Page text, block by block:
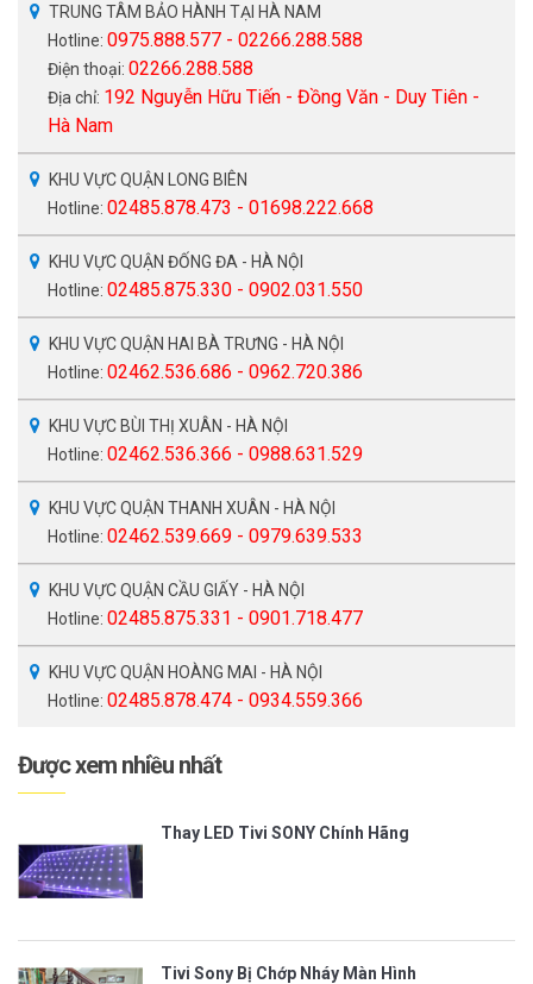
TRUNG TÂM BẢO HÀNH TẠI HÀ NAM
Hotline: 0975.888.577 - 02266.288.588
Điện thoại: 02266.288.588
Địa chỉ: 192 Nguyễn Hữu Tiến - Đồng Văn - Duy Tiên -
Hà Nam
KHU VỰC QUẬN LONG BIÊN
Hotline: 02485.878.473 - 01698.222.668
KHU VỰC QUẬN ĐỐNG ĐA - HÀ NỘI
Hotline: 02485.875.330 - 0902.031.550
KHU VỰC QUẬN HAI BÀ TRƯNG - HÀ NỘI
Hotline: 02462.536.686 - 0962.720.386
KHU VỰC BÙI THỊ XUÂN - HÀ NỘI
Hotline: 02462.536.366 - 0988.631.529
KHU VỰC QUẬN THANH XUÂN - HÀ NỘI
Hotline: 02462.539.669 - 0979.639.533
KHU VỰC QUẬN CẦU GIẤY - HÀ NỘI
Hotline: 02485.875.331 - 0901.718.477
KHU VỰC QUẬN HOÀNG MAI - HÀ NỘI
Hotline: 02485.878.474 - 0934.559.366
Được xem nhiều nhất
Thay LED Tivi SONY Chính Hãng
Tivi Sony Bị Chớp Nháy Màn Hình